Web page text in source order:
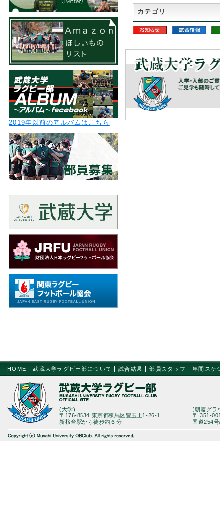
カテゴリ
2019年以前のアルバムはこちら
HOME 武蔵大学ラグビー部について 試合結果 部員スタッフ 年間スケ
(大学)
〒176-8534 東京都練馬区豊玉上1-26-1
新桜台駅から徒歩約６分
(朝霞グラ
〒 351-
国道254